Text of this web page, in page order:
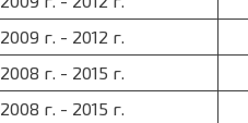
2009 г. - 2012 г.
2008 г. - 2015 г.
2008 г. - 2015 г.